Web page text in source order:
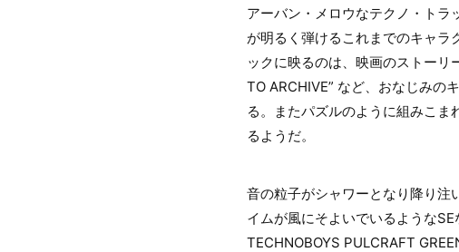
アーバン・メロウなテクノ・トラ
が明るく弾けるこれまでのキャラ
ックに映るのは、映画のストーリ
TO ARCHIVE” など、おなじみの
る。またパズルのように組みこ
るようだ。
音の粒子がシャワーとなり降り注
イムが風にそよいでいるような
TECHNOBOYS PULCRAFT